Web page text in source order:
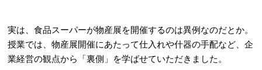
実は、食品スーパーが物産展を開催するのは異例なのだとか。
授業では、物産展開催にあたって仕入れや什器の手配など、企
業経営の観点から「裏側」を学ばせていただきました。